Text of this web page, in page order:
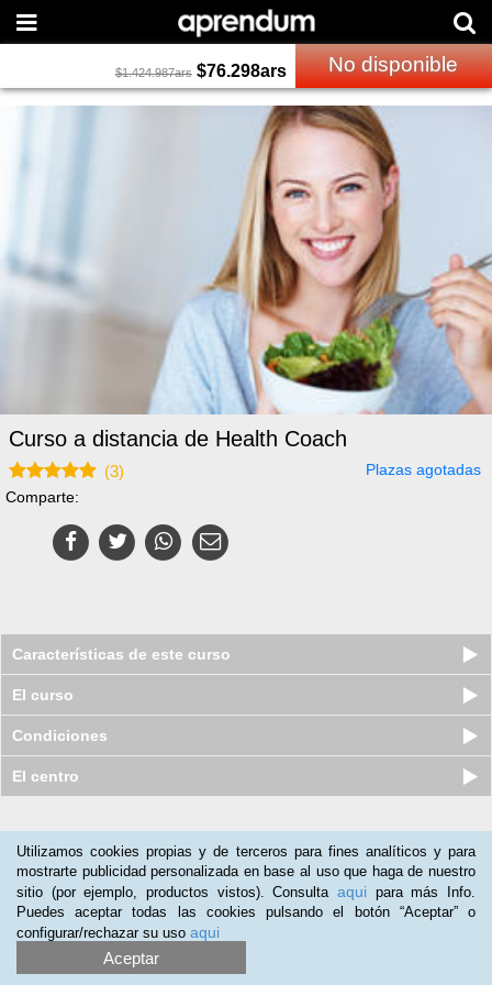
$1.424.987ars $76.298ars No disponible
Curso a distancia de Health Coach
(3)
Plazas agotadas
Comparte:
Características de este curso
El curso
Condiciones
El centro
Perla Juárez(16-10-2019)
Muy bien programa ideal para quien quiere iniciar en el mundo
de la salud, el curso presenta bases interesantes de sencillo
aprendizaje y comprensión
Utilizamos cookies propias y de terceros para fines analíticos y para
mostrarte publicidad personalizada en base al uso que haga de nuestro
sitio (por ejemplo, productos vistos). Consulta aqui para más Info.
Puedes aceptar todas las cookies pulsando el botón “Aceptar” o
configurar/rechazar su uso aqui
Aceptar